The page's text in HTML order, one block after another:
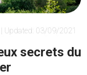
Updated: 03/09/2021
secrets du